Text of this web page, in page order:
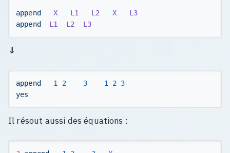
append ([X L1 L2 X L3])
append
L1 L2 L3)
⇓
append 1 2], 3], 1 2 3
yes
Il résout aussi des équations :